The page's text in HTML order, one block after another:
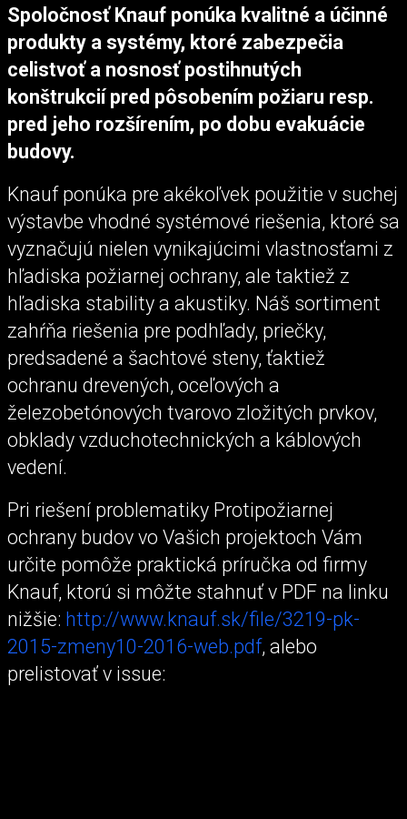
Spoločnosť Knauf ponúka kvalitné a účinné
produkty a systémy, ktoré zabezpečia
celistvoť a nosnosť postihnutých
konštrukcií pred pôsobením požiaru resp.
pred jeho rozšírením, po dobu evakuácie
budovy.
Knauf ponúka pre akékoľvek použitie v suchej
výstavbe vhodné systémové riešenia, ktoré sa
vyznačujú nielen vynikajúcimi vlastnosťami z
hľadiska požiarnej ochrany, ale taktiež z
hľadiska stability a akustiky. Náš sortiment
zahŕňa riešenia pre podhľady, priečky,
predsadené a šachtové steny, ťaktiež
ochranu drevených, oceľových a
železobetónových tvarovo zložitých prvkov,
obklady vzduchotechnických a káblových
vedení.
Pri riešení problematiky Protipožiarnej
ochrany budov vo Vašich projektoch Vám
určite pomôže praktická príručka od firmy
Knauf, ktorú si môžte stahnuť v PDF na linku
nižšie: http://www.knauf.sk/file/3219-pk-
2015-zmeny10-2016-web.pdf, alebo
prelistovať v issue: